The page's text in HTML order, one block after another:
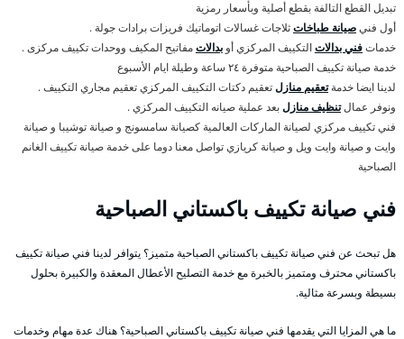
تبديل القطع التالفة بقطع أصلية وبأسعار رمزية
أول فنيصيانة طباخاتثلاجات غسالات اتوماتيك فريزات برادات جولة .
خدماتفني بدالاتالتكييف المركزي أو بدالاتمفاتيح المكيف ووحدات تكييف مركزى .
خدمة صيانة تكييف الصباحية متوفرة ٢٤ ساعة وطيلة ايام الأسبوع
لدينا ايضا خدمةتعقيم منازلتعقيم دكتات التكييف المركزي تعقيم مجاري التكييف .
ونوفر عمالتنظيف منازلبعد عملية صيانه التكييف المركزي .
فني تكييف مركزي لصيانة الماركات العالمية كصيانة سامسونج و صيانة توشيبا و صيانة
وايت و صيانة وايت ويل و صيانة كريازي تواصل معنا دوما على خدمة صيانة تكييف الغانم
الصباحية
فني صيانة تكييف باكستاني الصباحية
هل تبحث عن فني صيانة تكييف باكستاني الصباحية متميز؟ يتوافر لدينا فني صيانة تكييف
باكستاني محترف ومتميز بالخبرة مع خدمة التصليح الأعطال المعقدة والكبيرة بحلول
بسيطة وبسرعة مثالية.
ما هي المزايا التي يقدمها فني صيانة تكييف باكستاني الصباحية؟ هناك عدة مهام وخدمات